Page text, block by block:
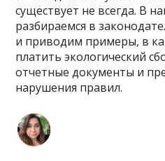
существует не всегда. В
разбираемся в
и приводим примеры, в
платить экологический
отчетные документы и
нарушения правил.